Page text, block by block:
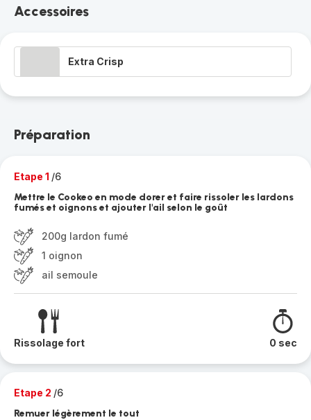
Accessoires
Extra Crisp
Préparation
Etape 1 /6
Mettre le Cookeo en mode dorer et faire rissoler les lardons
fumés et oignons et ajouter l'ail selon le goût
200g lardon fumé
1 oignon
ail semoule
Rissolage fort 0 sec
Etape 2 /6
Remuer légèrement le tout